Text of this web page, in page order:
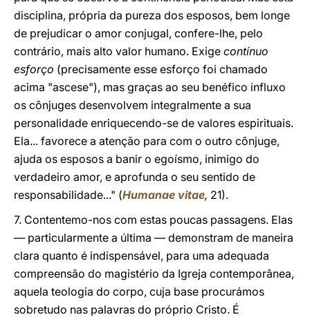
disciplina, própria da pureza dos esposos, bem longe
de prejudicar o amor conjugal, confere-lhe, pelo
contrário, mais alto valor humano. Exige contínuo
esforço (precisamente esse esforço foi chamado
acima "ascese"), mas graças ao seu benéfico influxo
os cônjuges desenvolvem integralmente a sua
personalidade enriquecendo-se de valores espirituais.
Ela... favorece a atenção para com o outro cônjuge,
ajuda os esposos a banir o egoísmo, inimigo do
verdadeiro amor, e aprofunda o seu sentido de
responsabilidade..." (Humanae vitae, 21).
7. Contentemo-nos com estas poucas passagens. Elas
— particularmente a última — demonstram de maneira
clara quanto é indispensável, para uma adequada
compreensão do magistério da Igreja contemporânea,
aquela teologia do corpo, cuja base procurámos
sobretudo nas palavras do próprio Cristo. É